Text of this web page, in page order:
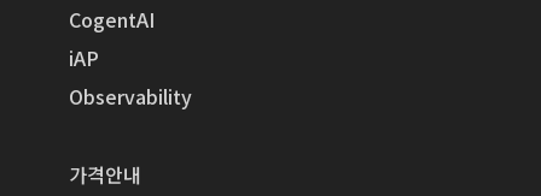
CogentAI
iAP
Observability
가격안내